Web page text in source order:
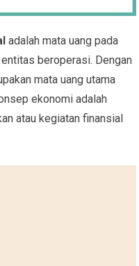
adalah mata uang pada
beroperasi. Dengan
mata uang utama
ekonomi adalah
atau kegiatan finansial